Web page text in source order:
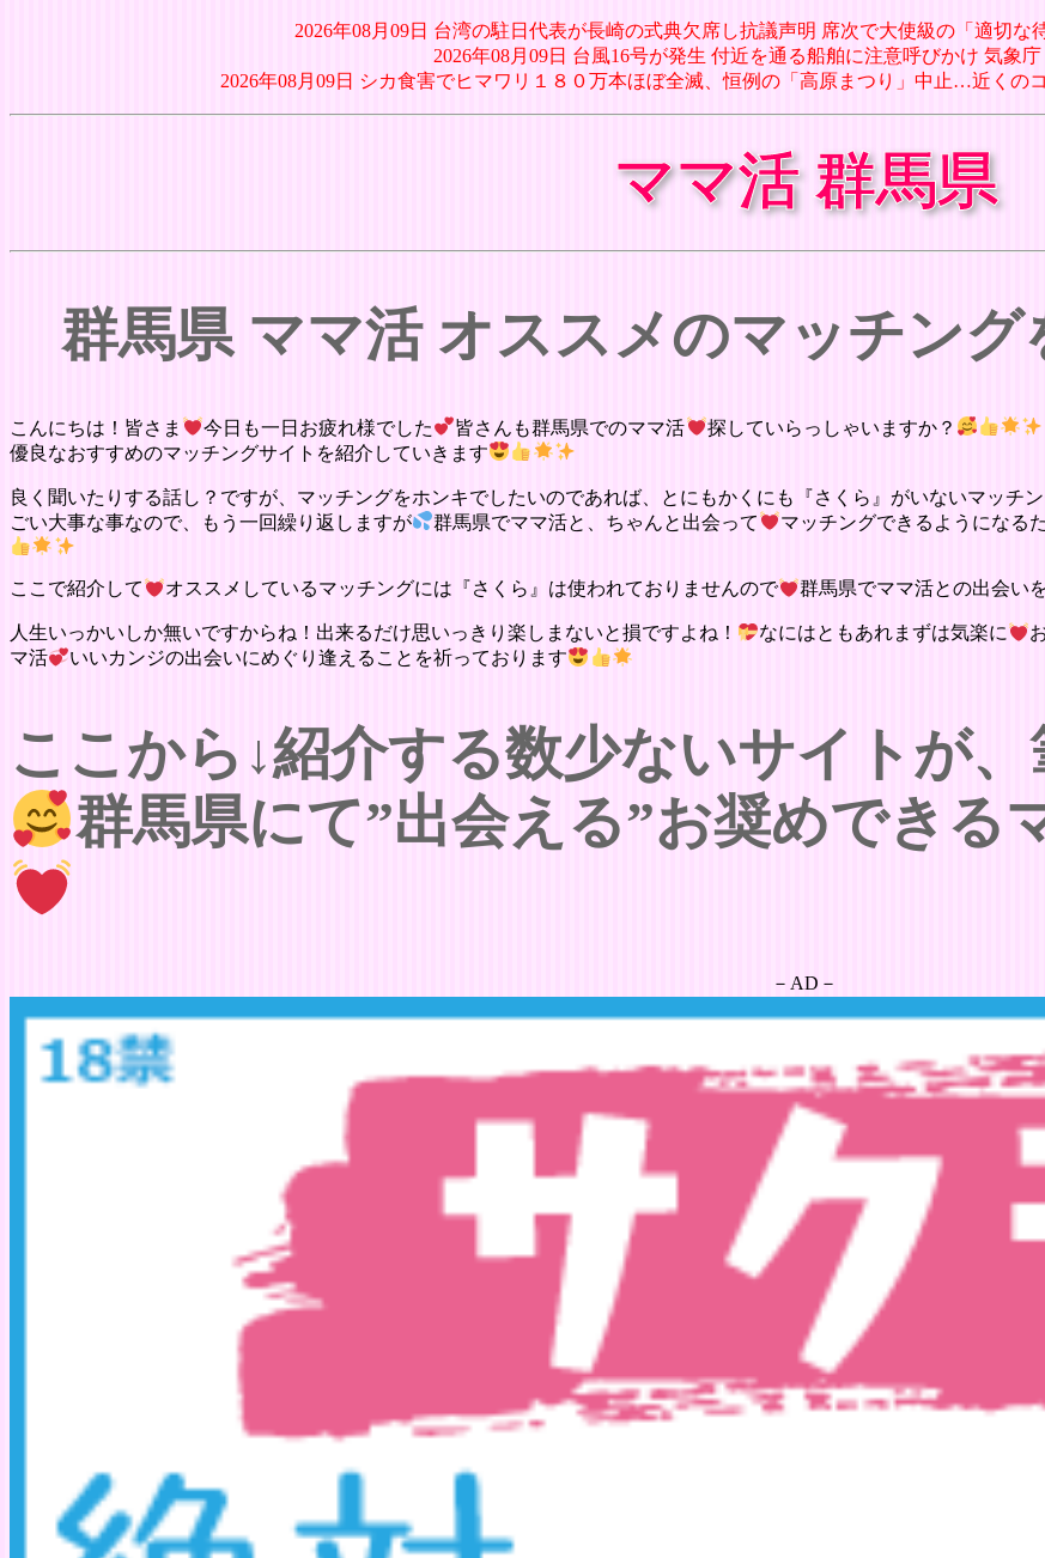
2026年08月09日 台湾の駐日代表が長崎の式典欠席し抗議声明 席次で大使級の「適切な
2026年08月09日 台風16号が発生 付近を通る船舶に注意呼びかけ 気象
2026年08月09日 シカ食害でヒマワリ１８０万本ほぼ全滅、恒例の「高原まつり」中止…近くの
ママ活 群馬県
群馬県 ママ活 オススメのマッチング
こんにちは！皆さま 今日も一日お疲れ様でした 皆さんも群馬県でのママ活 探していらっしゃいますか？
優良なおすすめのマッチングサイトを紹介していきます
良く聞いたりする話し？ですが、マッチングをホンキでしたいのであれば、とにもかくにも『さくら』がいないマッチ
ごい大事な事なので、もう一回繰り返しますが
群馬県でママ活と、ちゃんと出会って マッチングできるようになる
ここで紹介して オススメしているマッチングには『さくら』は使われておりませんので 群馬県でママ活との出会い
人生いっかいしか無いですからね！出来るだけ思いっきり楽しまないと損ですよね！ なにはともあれまずは気楽に
マ活
いいカンジの出会いにめぐり逢えることを祈っております
ここから↓紹介する数少ないサイトが
群馬県にて”出会える”お奨めできる
－AD－